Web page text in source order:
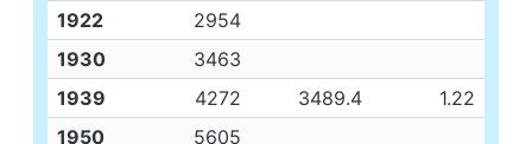
1922
2954
1930
3463
1939
4272 3489.4
1.22
1950
5605